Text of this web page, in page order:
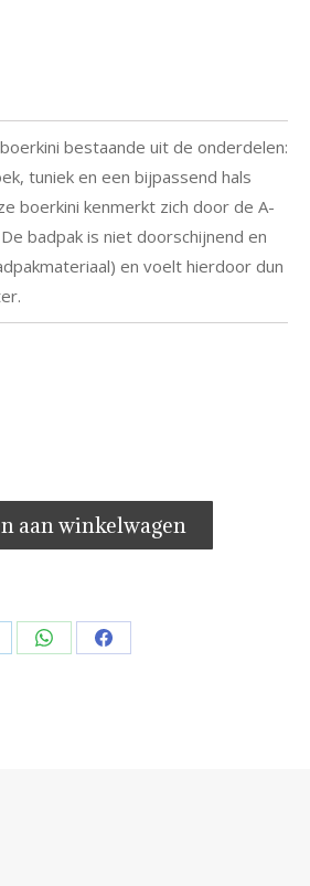
bestaande uit de onderdelen:
tuniek en een bijpassend hals
boerkini kenmerkt zich door de A-
badpak is niet doorschijnend en
en voelt hierdoor dun
aan winkelwagen
Share Share